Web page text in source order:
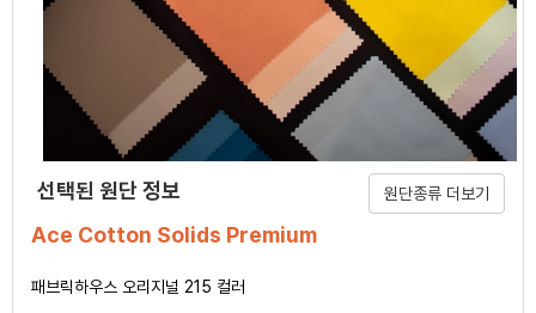
선택된 원단 정보 원단종류 더보기
Ace Cotton Solids Premium
패브릭하우스 오리지널 215 컬러